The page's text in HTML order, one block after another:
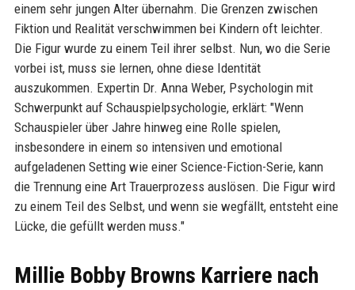
einem sehr jungen Alter übernahm. Die Grenzen zwischen
Fiktion und Realität verschwimmen bei Kindern oft leichter.
Die Figur wurde zu einem Teil ihrer selbst. Nun, wo die Serie
vorbei ist, muss sie lernen, ohne diese Identität
auszukommen. Expertin Dr. Anna Weber, Psychologin mit
Schwerpunkt auf Schauspielpsychologie, erklärt: "Wenn
Schauspieler über Jahre hinweg eine Rolle spielen,
insbesondere in einem so intensiven und emotional
aufgeladenen Setting wie einer Science-Fiction-Serie, kann
die Trennung eine Art Trauerprozess auslösen. Die Figur wird
zu einem Teil des Selbst, und wenn sie wegfällt, entsteht eine
Lücke, die gefüllt werden muss."
Millie Bobby Browns Karriere nach